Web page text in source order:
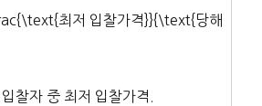
최저 입찰가격}}{\text{당해
찰자 중 최저 입찰가격.